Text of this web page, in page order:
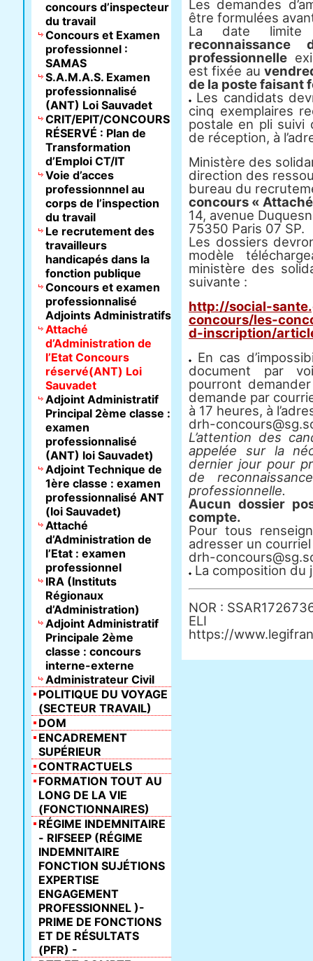
Les demandes
être formulées
La date limite
reconnaissance
professionnelle
est fixée au
de la poste faisant
Les candidats
cinq exemplaires
postale en pli suivi
de réception, à
Ministère des
direction des
bureau du
concours «
14, avenue
75350 Paris 07 SP.
Les dossiers
modèle
ministère des
suivante :
http://social-
concours/les-
d-inscription/
En cas
document par
pourront
demande par
à 17 heures, à
drh-
L’attention des
appelée sur la
dernier jour pour
de
professionnelle.
Aucun dossier
compte.
Pour tous
adresser un courriel
drh-
La composition du
NOR :
https://
concours d’inspecteur
du travail
Concours et Examen
professionnel :
SAMAS
S.A.M.A.S. Examen
professionnalisé
(ANT) Loi Sauvadet
CRIT/EPIT/CONCOURS
RÉSERVÉ : Plan de
Transformation
d’Emploi CT/IT
Voie d’acces
professionnnel au
corps de l’inspection
du travail
Le recrutement des
travailleurs
handicapés dans la
fonction publique
Concours et examen
professionnalisé
Adjoints Administratifs
Attaché
d’Administration de
l’Etat Concours
réservé(ANT) Loi
Sauvadet
Adjoint Administratif
Principal 2ème classe :
examen
professionnalisé
(ANT) loi Sauvadet)
Adjoint Technique de
1ère classe : examen
professionnalisé ANT
(loi Sauvadet)
Attaché
d’Administration de
l’Etat : examen
professionnel
IRA (Instituts
Régionaux
d’Administration)
Adjoint Administratif
Principale 2ème
classe : concours
interne-externe
Administrateur Civil
POLITIQUE DU VOYAGE
(SECTEUR TRAVAIL)
DOM
ENCADREMENT
SUPÉRIEUR
CONTRACTUELS
FORMATION TOUT AU
LONG DE LA VIE
(FONCTIONNAIRES)
RÉGIME INDEMNITAIRE
- RIFSEEP (RÉGIME
INDEMNITAIRE
FONCTION SUJÉTIONS
EXPERTISE
ENGAGEMENT
PROFESSIONNEL )-
PRIME DE FONCTIONS
ET DE RÉSULTATS
(PFR) -